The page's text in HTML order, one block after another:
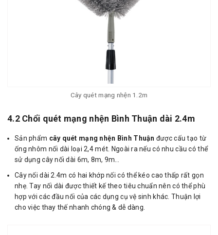
Cây quét mạng nhện 1.2m
4.2 Chổi quét mạng nhện Bình Thuận dài 2.4m
Sản phẩm cây quét mạng nhện Bình Thuận được cấu tạo từ
ống nhôm nối dài loại 2,4 mét. Ngoài ra nếu có nhu cầu có thể
sử dụng cây nối dài 6m, 8m, 9m…
Cây nối dài 2.4m có hai khớp nối có thể kéo cao thấp rất gọn
nhẹ. Tay nối dài được thiết kế theo tiêu chuẩn nên có thể phù
hợp với các đầu nối của các dụng cụ vệ sinh khác. Thuận lợi
cho việc thay thế nhanh chóng & dễ dàng.